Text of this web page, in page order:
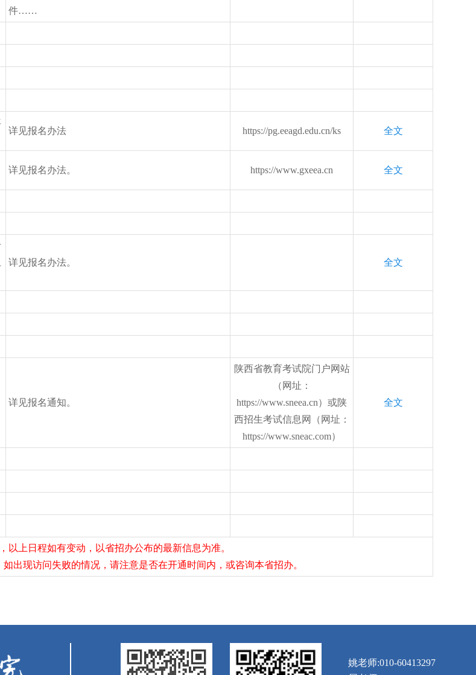
件……
详见报名办法 https://pg.eeagd.edu.cn/ks 全文
详见报名办法。 https://www.gxeea.cn 全文
详见报名办法。 全文
详见报名通知。
陕西省教育考试院门户网站
（网址：
https://www.sneea.cn）或陕
西招生考试信息网（网址：
https://www.sneac.com）
全文
以上日程如有变动，以省招办公布的最新信息为准。
出现访问失败的情况，请注意是否在开通时间内，或咨询本省招办。
姚老师:010-60413297